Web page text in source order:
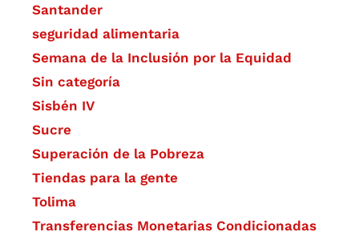
Santander
seguridad alimentaria
Semana de la Inclusión por la Equidad
Sin categoría
Sisbén IV
Sucre
Superación de la Pobreza
Tiendas para la gente
Tolima
Transferencias Monetarias Condicionadas